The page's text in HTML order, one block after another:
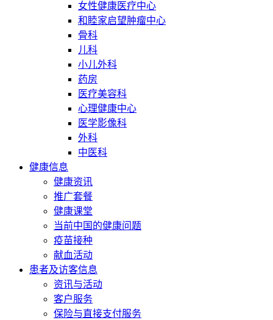
女性健康医疗中心
和睦家启望肿瘤中心
骨科
儿科
小儿外科
药房
医疗美容科
心理健康中心
医学影像科
外科
中医科
健康信息
健康资讯
推广套餐
健康课堂
当前中国的健康问题
疫苗接种
献血活动
患者及访客信息
资讯与活动
客户服务
保险与直接支付服务